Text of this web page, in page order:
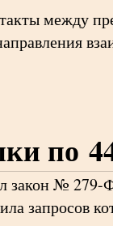
между
по
закон №
запросов